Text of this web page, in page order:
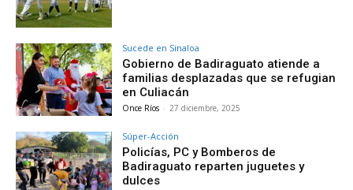
Sucede en Sinaloa
Gobierno de Badiraguato atiende a
familias desplazadas que se refugian
en Culiacán
Once Ríos - 27 diciembre, 2025
Súper-Acción
Policías, PC y Bomberos de
Badiraguato reparten juguetes y
dulces